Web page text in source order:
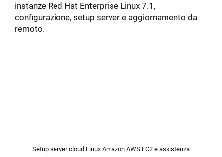
instanze Red Hat Enterprise Linux 7.1,
configurazione, setup server e aggiornamento da
remoto.
Setup server cloud Linux Amazon AWS EC2 e assistenza